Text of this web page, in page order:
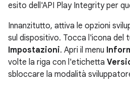
esito dell'API Play Integrity per
Innanzitutto, attiva le opzioni
sul dispositivo. Tocca l'icona del
Impostazioni. Apri il menu
volte la riga con l'etichetta
sbloccare la modalità